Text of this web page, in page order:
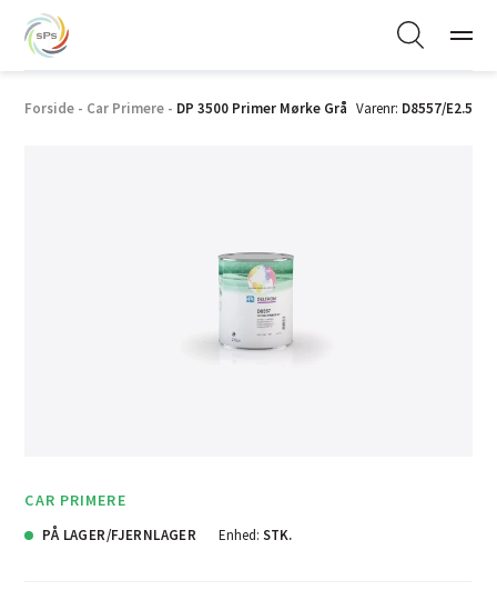
Forside - Car Primere - DP 3500 Primer Mørke Grå Varenr: D8557/E2.5
CAR PRIMERE
PÅ LAGER/FJERNLAGER Enhed: STK.